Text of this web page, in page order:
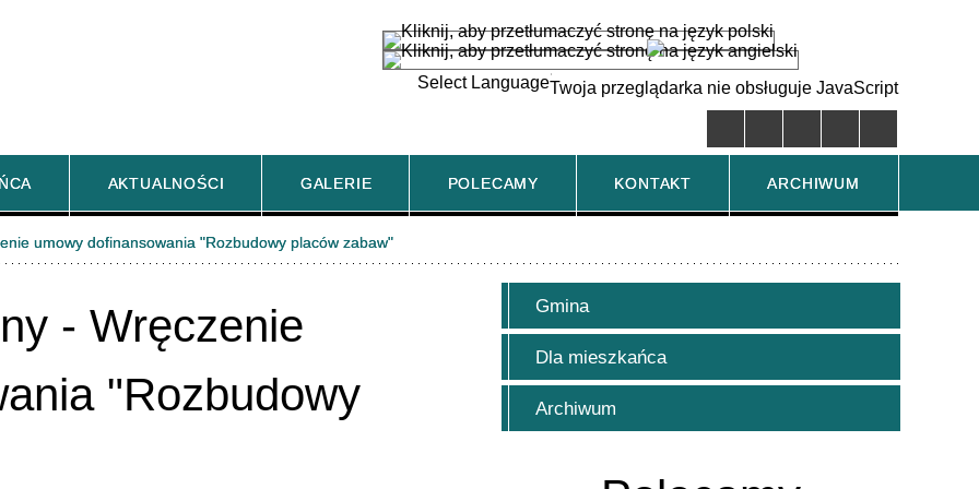
Select Language▼
Twoja przeglądarka nie obsługuje JavaScript
AKTUALNOŚCI GALERIE POLECAMY KONTAKT ARCHIWUM
umowy dofinansowania "Rozbudowy placów zabaw"
- Wręczenie
"Rozbudowy
Gmina
Dla mieszkańca
Archiwum